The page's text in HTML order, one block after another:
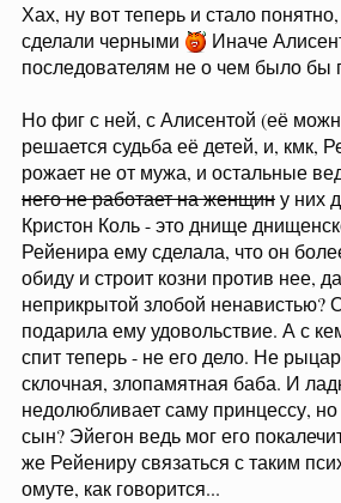
Хах, ну вот теперь и стало
сделали черными
Иначе
последователям не о чем было бы
Но фиг с ней, с Алисентой (её
решается судьба её детей, и, кмк,
рожает не от мужа, и остальные
него не работает на женщину них
Кристон Коль - это днище
Рейенира ему сделала, что он
обиду и строит козни против нее,
неприкрытой злобой ненавистью?
подарила ему удовольствие. А с
спит теперь - не его дело. Не
склочная, злопамятная баба. И
недолюбливает саму принцессу,
сын? Эйегон ведь мог его
же Рейениру связаться с таким
омуте, как говорится...